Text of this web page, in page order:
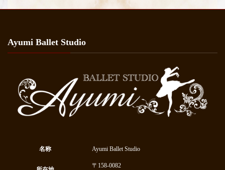
Ayumi Ballet Studio
名称 Ayumi Ballet Studio
〒158-0082